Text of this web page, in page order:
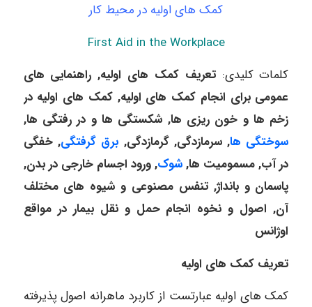
کمک های اولیه در محیط کار
First Aid in the Workplace
کلمات کلیدی:تعریف کمک های اولیه, راهنمایی های
عمومی برای انجام کمک های اولیه, کمک های اولیه در
زخم ها و خون ریزی ها, شکستگی ها و در رفتگی ها,
سوختگی ها, سرمازدگی, گرمازدگی, برق گرفتگی, خفگی
در آب, مسمومیت ها,شوک, ورود اجسام خارجی در بدن,
پاسمان و بانداژ, تنفس مصنوعی و شیوه های مختلف
آن, اصول و نخوه انجام حمل و نقل بیمار در مواقع
اوژانس
تعریف کمک های اولیه
کمک های اولیه عبارتست از کاربرد ماهرانه اصول پذیرفته